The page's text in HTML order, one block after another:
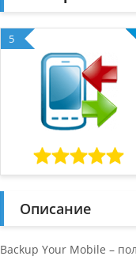
5
Описание
Backup Your Mobile –